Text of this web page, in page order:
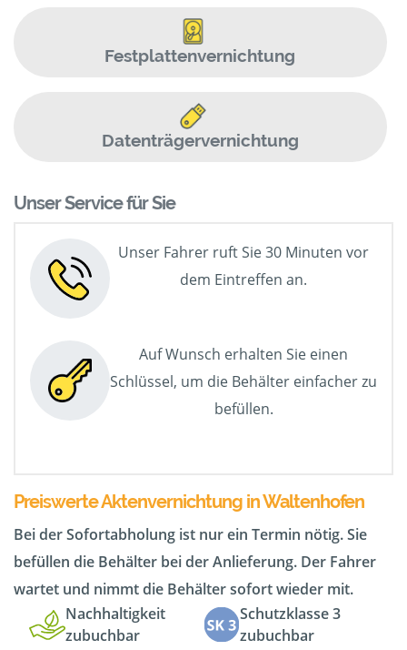
Festplattenvernichtung
Datenträgervernichtung
Unser Service für Sie
Unser Fahrer ruft Sie 30 Minuten vor
dem Eintreffen an.
Auf Wunsch erhalten Sie einen
Schlüssel, um die Behälter einfacher zu
befüllen.
Preiswerte Aktenvernichtung in Waltenhofen
Bei der Sofortabholung ist nur ein Termin nötig. Sie
befüllen die Behälter bei der Anlieferung. Der Fahrer
wartet und nimmt die Behälter sofort wieder mit.
Nachhaltigkeit
zubuchbar
Schutzklasse 3
zubuchbar